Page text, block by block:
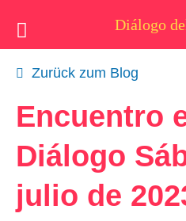
Diálogo
Idea
Actualidad
Tema
Zurück zum Blog
Encuentro
Diálogo
julio de